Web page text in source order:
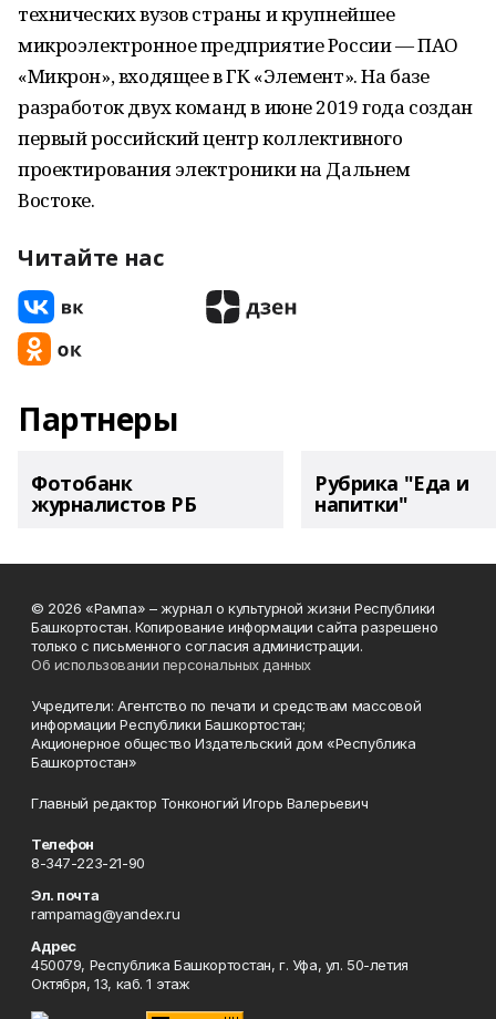
технических вузов страны и крупнейшее
микроэлектронное предприятие России — ПАО
«Микрон», входящее в ГК «Элемент». На базе
разработок двух команд в июне 2019 года создан
первый российский центр коллективного
проектирования электроники на Дальнем
Востоке.
Читайте нас
Партнеры
Фотобанк
журналистов РБ
Рубрика "Еда и
напитки"
© 2026 «Рампа» – журнал о культурной жизни Республики
Башкортостан. Копирование информации сайта разрешено
только с письменного согласия администрации.
Об использовании персональных данных
Учредители: Агентство по печати и средствам массовой
информации Республики Башкортостан;
Акционерное общество Издательский дом «Республика
Башкортостан»
Главный редактор Тонконогий Игорь Валерьевич
Телефон
8-347-223-21-90
Эл. почта
rampamag@yandex.ru
Адрес
450079, Республика Башкортостан, г. Уфа, ул. 50-летия
Октября, 13, каб. 1 этаж